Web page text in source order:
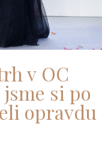
v OC
si po
opravdu